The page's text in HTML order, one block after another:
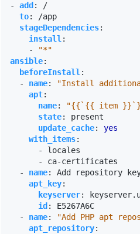
- add :
/
to:
/app
stageDependencies:
install:
-
"*"
ansible:
beforeInstall:
- name:
"Install
apt:
name:
"{{`{{ item
state:
present
update_cache:
yes
with_items:
- locales
- ca-certificates
- name:
Add repository
apt_key:
keyserver:
id :
E5267A6C
- name:
"Add PHP apt
apt_repository: